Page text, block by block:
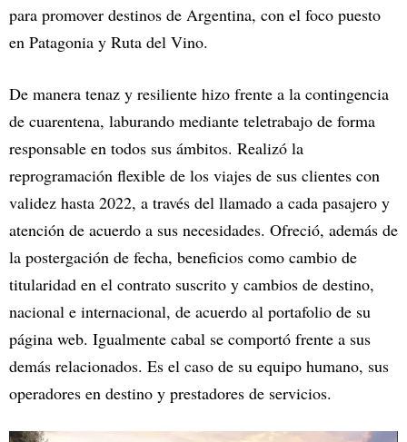
para promover destinos de Argentina, con el foco puesto
en Patagonia y Ruta del Vino.
De manera tenaz y resiliente hizo frente a la contingencia
de cuarentena, laburando mediante teletrabajo de forma
responsable en todos sus ámbitos. Realizó la
reprogramación flexible de los viajes de sus clientes con
validez hasta 2022, a través del llamado a cada pasajero y
atención de acuerdo a sus necesidades. Ofreció, además de
la postergación de fecha, beneficios como cambio de
titularidad en el contrato suscrito y cambios de destino,
nacional e internacional, de acuerdo al portafolio de su
página web. Igualmente cabal se comportó frente a sus
demás relacionados. Es el caso de su equipo humano, sus
operadores en destino y prestadores de servicios.